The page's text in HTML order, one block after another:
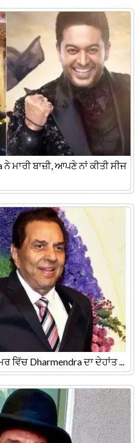
ਮਾਰੀ ਬਾਜ਼ੀ, ਆਪਣੇ ਨਾਂ ਕੀਤੀ ਸੀਜ
ਵਿੱਚ Dharmendra ਦਾ ਦੇਹਾਂਤ ...